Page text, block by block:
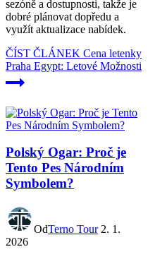
sezóně a dostupnosti, takže je
dobré plánovat dopředu a
využít aktualizace nabídek.
ČÍST ČLÁNEK Cena letenky
Praha Egypt: Letové Možnosti
Polský Ogar: Proč je
Tento Pes Národním
Symbolem?
OdTerno Tour 2. 1.
2026